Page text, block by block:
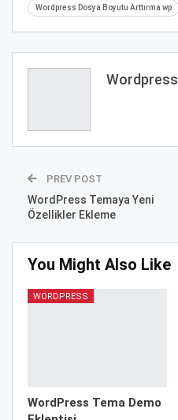
Wordpress Dosya Boyutu Arttırma wp
Wordpress
PREV POST
WordPress Temaya Yeni
Özellikler Ekleme
You Might Also Like
WORDPRESS
WordPress Tema Demo